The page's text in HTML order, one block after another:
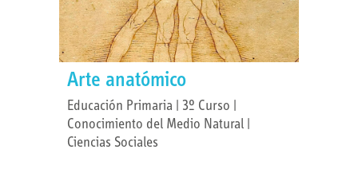
Arte anatómico
Educación Primaria | 3º Curso |
Conocimiento del Medio Natural |
Ciencias Sociales